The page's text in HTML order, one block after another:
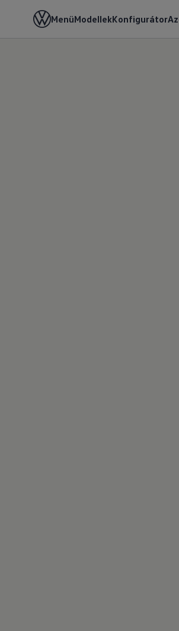
MenüModellekKonfigurátor